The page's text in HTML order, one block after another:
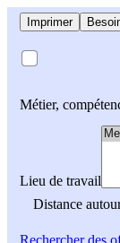
Imprimer
Métier,
Lieu de travail
Distance
Rechercherdes